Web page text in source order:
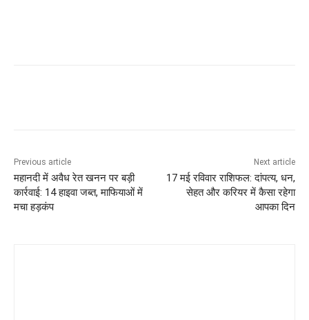
Previous article
महानदी में अवैध रेत खनन पर बड़ी
कार्रवाई: 14 हाइवा जब्त, माफियाओं में
मचा हड़कंप
Next article
17 मई रविवार राशिफल: दांपत्य, धन,
सेहत और करियर में कैसा रहेगा
आपका दिन